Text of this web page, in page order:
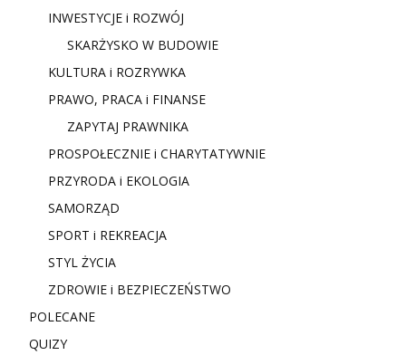
INWESTYCJE i ROZWÓJ
SKARŻYSKO W BUDOWIE
KULTURA i ROZRYWKA
PRAWO, PRACA i FINANSE
ZAPYTAJ PRAWNIKA
PROSPOŁECZNIE i CHARYTATYWNIE
PRZYRODA i EKOLOGIA
SAMORZĄD
SPORT i REKREACJA
STYL ŻYCIA
ZDROWIE i BEZPIECZEŃSTWO
POLECANE
QUIZY